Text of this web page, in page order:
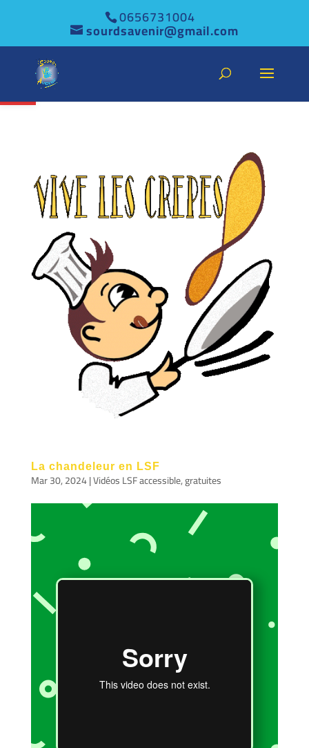
Ouvrir la barre d’outils
0656731004
sourdsavenir@gmail.com
La chandeleur en LSF
Mar 30, 2024|Vidéos LSF accessible, gratuites